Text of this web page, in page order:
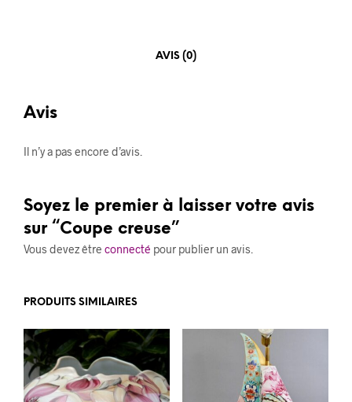
AVIS (0)
Avis
Il n’y a pas encore d’avis.
Soyez le premier à laisser votre avis
sur “Coupe creuse”
Vous devez être connecté pour publier un avis.
PRODUITS SIMILAIRES